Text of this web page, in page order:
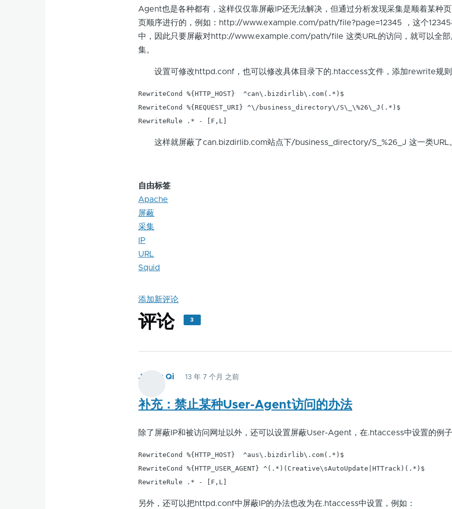
Agent也是各种都有，这样仅仅靠屏蔽IP还无法解决，但通过分析发现采集是顺着某种
页顺序进行的，例如：http://www.example.com/path/file?page=12345 ，这个12345
中，因此只要屏蔽对http://www.example.com/path/file 这类URL的访问，就可以全部
集。
设置可修改httpd.conf，也可以修改具体目录下的.htaccess文件，添加rewrite规
RewriteCond %{HTTP_HOST}  ^can\.bizdirlib\.com(.*)$
RewriteCond %{REQUEST_URI} ^\/business_directory\/S\_\%26\_J(.*)$
RewriteRule .* - [F,L]
这样就屏蔽了can.bizdirlib.com站点下/business_directory/S_%26_J 这一类URL
自由标签
Apache
屏蔽
采集
IP
URL
Squid
添加新评论
评论 3
James Qi 13 年 7 个月 之前
补充：禁止某种User-Agent访问的办法
除了屏蔽IP和被访问网址以外，还可以设置屏蔽User-Agent，在.htaccess中设置的例
RewriteCond %{HTTP_HOST}  ^aus\.bizdirlib\.com(.*)$
RewriteCond %{HTTP_USER_AGENT} ^(.*)(Creative\sAutoUpdate|HTTrack)(.*)$
RewriteRule .* - [F,L]
另外，还可以把httpd.conf中屏蔽IP的办法也改为在.htaccess中设置，例如：